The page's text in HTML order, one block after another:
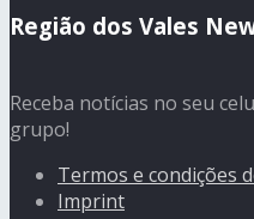
Região dos Vales
Receba notícias no seu
grupo!
Termos e condições
Imprint